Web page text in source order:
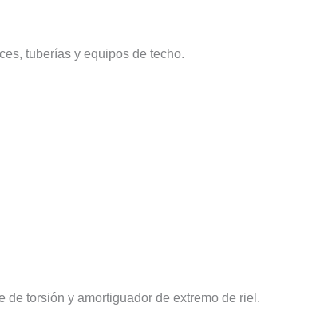
tuberías y equipos de techo.
torsión y amortiguador de extremo de riel.